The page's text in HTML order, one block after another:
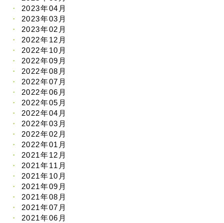
2023年04月
2023年03月
2023年02月
2022年12月
2022年10月
2022年09月
2022年08月
2022年07月
2022年06月
2022年05月
2022年04月
2022年03月
2022年02月
2022年01月
2021年12月
2021年11月
2021年10月
2021年09月
2021年08月
2021年07月
2021年06月